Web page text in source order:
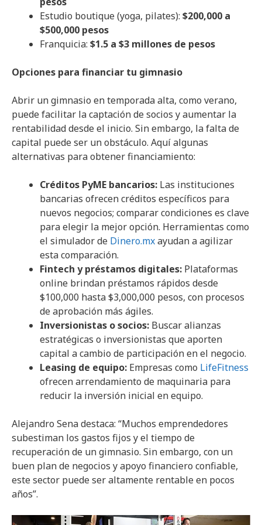
Estudio boutique (yoga, pilates): $200,000 a
$500,000 pesos
Franquicia: $1.5 a $3 millones de pesos
Opciones para financiar tu gimnasio
Abrir un gimnasio en temporada alta, como verano,
puede facilitar la captación de socios y aumentar la
rentabilidad desde el inicio. Sin embargo, la falta de
capital puede ser un obstáculo. Aquí algunas
alternativas para obtener financiamiento:
Créditos PyME bancarios: Las instituciones
bancarias ofrecen créditos específicos para
nuevos negocios; comparar condiciones es clave
para elegir la mejor opción. Herramientas como
el simulador de Dinero.mxayudan a agilizar
esta comparación.
Fintech y préstamos digitales: Plataformas
online brindan préstamos rápidos desde
$100,000 hasta $3,000,000 pesos, con procesos
de aprobación más ágiles.
Inversionistas o socios: Buscar alianzas
estratégicas o inversionistas que aporten
capital a cambio de participación en el negocio.
Leasing de equipo: Empresas como LifeFitness
ofrecen arrendamiento de maquinaria para
reducir la inversión inicial en equipo.
Alejandro Sena destaca: “Muchos emprendedores
subestiman los gastos fijos y el tiempo de
recuperación de un gimnasio. Sin embargo, con un
buen plan de negocios y apoyo financiero confiable,
este sector puede ser altamente rentable en pocos
años”.